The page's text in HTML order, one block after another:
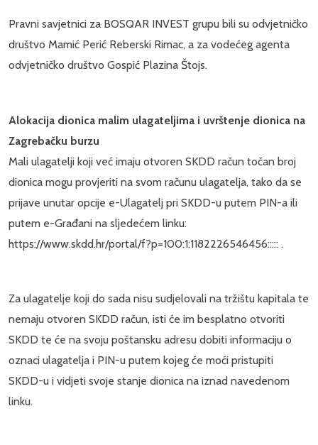
Pravni savjetnici za BOSQAR INVEST grupu bili su odvjetničko
društvo Mamić Perić Reberski Rimac, a za vodećeg agenta
odvjetničko društvo Gospić Plazina Štojs.
Alokacija dionica malim ulagateljima i uvrštenje dionica na
Zagrebačku burzu
Mali ulagatelji koji već imaju otvoren SKDD račun točan broj
dionica mogu provjeriti na svom računu ulagatelja, tako da se
prijave unutar opcije e-Ulagatelj pri SKDD-u putem PIN-a ili
putem e-Građani na sljedećem linku:
https://www.skdd.hr/portal/f?p=100:1:1182226546456::::: .
Za ulagatelje koji do sada nisu sudjelovali na tržištu kapitala te
nemaju otvoren SKDD račun, isti će im besplatno otvoriti
SKDD te će na svoju poštansku adresu dobiti informaciju o
oznaci ulagatelja i PIN-u putem kojeg će moći pristupiti
SKDD-u i vidjeti svoje stanje dionica na iznad navedenom
linku.